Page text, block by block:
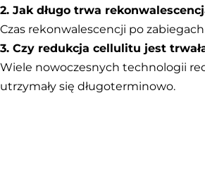
2. Jak długo trwa
Czas rekonwalescencji po
3. Czy redukcja cellulitu jest
Wiele nowoczesnych technologii
utrzymały się długoterminowo.